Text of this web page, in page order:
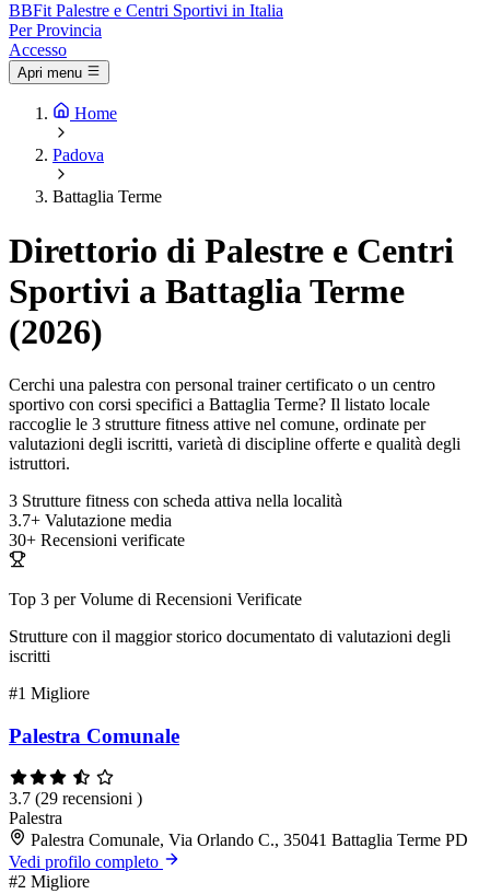
BBFit Palestre e Centri Sportivi in Italia
Per Provincia
Accesso
Apri menu
Home
Padova
Battaglia Terme
Direttorio di Palestre e Centri
Sportivi a Battaglia Terme
(2026)
Cerchi una palestra con personal trainer certificato o un centro
sportivo con corsi specifici a Battaglia Terme? Il listato locale
raccoglie le 3 strutture fitness attive nel comune, ordinate per
valutazioni degli iscritti, varietà di discipline offerte e qualità degli
istruttori.
3 Strutture fitness con scheda attiva nella località
3.7+ Valutazione media
30+ Recensioni verificate
Top 3 per Volume di Recensioni Verificate
Strutture con il maggior storico documentato di valutazioni degli
iscritti
#1 Migliore
Palestra Comunale
3.7 (29 recensioni )
Palestra
Palestra Comunale, Via Orlando C., 35041 Battaglia Terme PD
Vedi profilo completo
#2 Migliore